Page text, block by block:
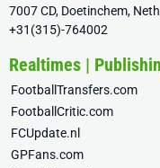
7007 CD, Doetinchem,
+31(315)-764002
Realtimes |
FootballTransfers.com
FootballCritic.com
FCUpdate.nl
GPFans.com